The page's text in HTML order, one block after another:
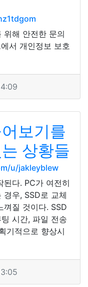
위해 안전한 문의
서 개인정보 보호
보기를
상황들
u/jakleyblew
다. PC가 여전히
우, SSD로 교체
껴질 것이다. SSD
시간, 파일 전송
기적으로 향상시